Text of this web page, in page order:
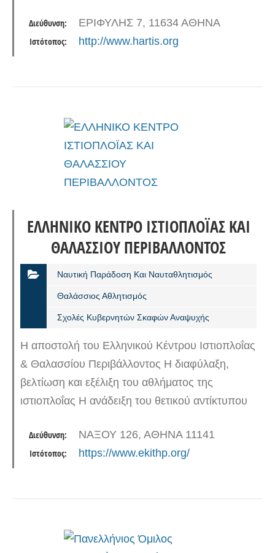
SAIL LA VIE ναυλομεσιτικές…
Διεύθυνση: ΕΡΙΦΥΛΗΣ 7, 11634 ΑΘΗΝΑ
Ιστότοπος: http://www.hartis.org
ΕΛΛΗΝΙΚΟ ΚΕΝΤΡΟ ΙΣΤΙΟΠΛΟΪΑΣ ΚΑΙ
ΘΑΛΑΣΣΙΟΥ ΠΕΡΙΒΑΛΛΟΝΤΟΣ
Ναυτική Παράδοση Και Ναυταθλητισμός
Θαλάσσιος Αθλητισμός
Σχολές Κυβερνητών Σκαφών Αναψυχής
Η αποστολή του Ελληνικού Κέντρου Ιστιοπλοΐας
& Θαλασσίου Περιβάλλοντος Η διαφύλαξη,
βελτίωση και εξέλιξη του αθλήματος της
ιστιοπλοΐας Η ανάδειξη του θετικού αντίκτυπου
σύνολο Η ανάδειξη της…
Διεύθυνση: ΝΑΞΟΥ 126, ΑΘΗΝΑ 11141
Ιστότοπος: https://www.ekithp.org/